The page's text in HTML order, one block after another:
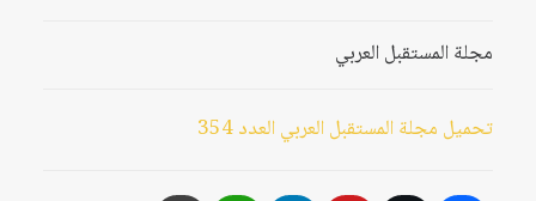
مجلة المستقبل العربي
تحميل مجلة المستقبل العربي العدد 354